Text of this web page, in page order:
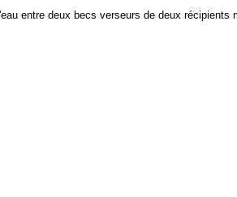
entre deux becs verseurs de deux récipients